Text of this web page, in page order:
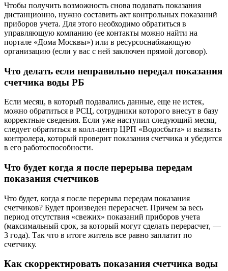
Чтобы получить возможность снова подавать показания
дистанционно, нужно составить акт контрольных показаний
приборов учета. Для этого необходимо обратиться в
управляющую компанию (ее контакты можно найти на
портале «Дома Москвы») или в ресурсоснабжающую
организацию (если у вас с ней заключен прямой договор).
Что делать если неправильно передал показания
счетчика воды РБ
Если месяц, в который подавались данные, еще не истек,
можно обратиться в РСЦ, сотрудники которого внесут в базу
корректные сведения. Если уже наступил следующий месяц,
следует обратиться в колл-центр ЦРП «Водосбыта» и вызвать
контролера, который проверит показания счетчика и убедится
в его работоспособности.
Что будет когда я после перерыва передам
показания счетчиков
Что будет, когда я после перерыва передам показания
счетчиков? Будет произведен перерасчет. Причем за весь
период отсутствия «свежих» показаний приборов учета
(максимальный срок, за который могут сделать перерасчет, —
3 года). Так что в итоге житель все равно заплатит по
счетчику.
Как скорректировать показания счетчика воды